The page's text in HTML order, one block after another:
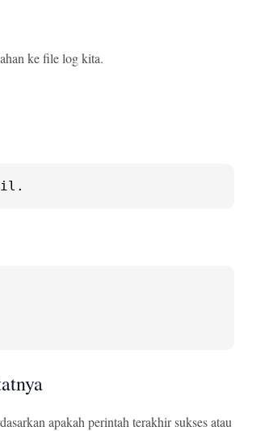
ke file log kita.
apakah perintah terakhir sukses atau